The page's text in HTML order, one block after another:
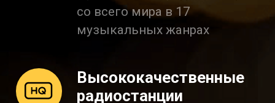
со всего мира в 17
музыкальных жанрах
Высококачественные
радиостанции